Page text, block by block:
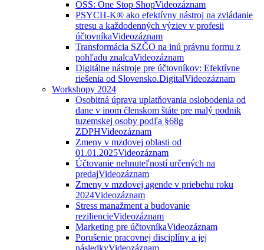
OSS: One Stop ShopVideozáznam
PSYCH-K® ako efektívny nástroj na zvládanie
stresu a každodenných výziev v profesii
účtovníkaVideozáznam
Transformácia SZČO na inú právnu formu z
pohľadu znalcaVideozáznam
Digitálne nástroje pre účtovníkov: Efektívne
riešenia od Slovensko.DigitalVideozáznam
Workshopy 2024
Osobitná úprava uplatňovania oslobodenia od
dane v inom členskom štáte pre malý podnik
tuzemskej osoby podľa §68g
ZDPHVideozáznam
Zmeny v mzdovej oblasti od
01.01.2025Videozáznam
Účtovanie nehnuteľností určených na
predajVideozáznam
Zmeny v mzdovej agende v priebehu roku
2024Videozáznam
Stress manažment a budovanie
reziliencieVideozáznam
Marketing pre účtovníkaVideozáznam
Porušenie pracovnej disciplíny a jej
následkyVideozáznam